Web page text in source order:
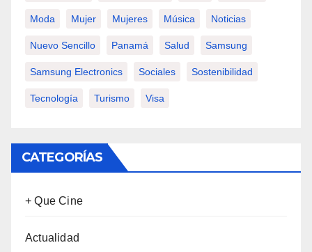
Moda Mujer Mujeres Música Noticias
Nuevo Sencillo Panamá Salud Samsung
Samsung Electronics Sociales Sostenibilidad
Tecnología Turismo Visa
CATEGORÍAS
+ Que Cine
Actualidad